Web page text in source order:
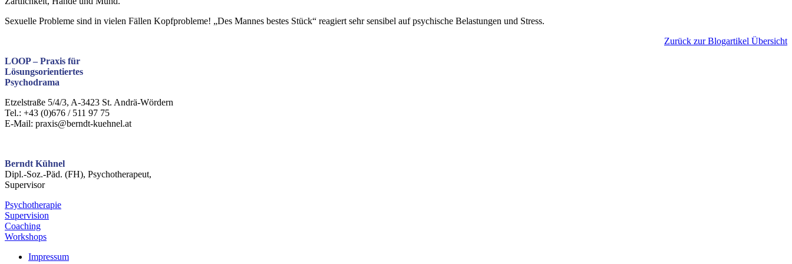
Sexuelle Probleme sind in vielen Fällen Kopfprobleme! „Des Mannes bestes Stück“ reagiert sehr sensibel auf psychische Belastungen und Stress.
Zurück zur Blogartikel Übersicht
LOOP – Praxis für
Lösungsorientiertes
Psychodrama
Etzelstraße 5/4/3, A-3423 St. Andrä-Wördern
Tel.: +43 (0)676 / 511 97 75
E-Mail: praxis@berndt-kuehnel.at
Berndt Kühnel
Dipl.-Soz.-Päd. (FH), Psychotherapeut,
Supervisor
Psychotherapie
Supervision
Coaching
Workshops
Impressum